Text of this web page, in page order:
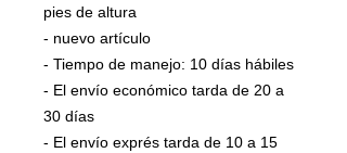
pies de altura
- nuevo artículo
- Tiempo de manejo: 10 días hábiles
- El envío económico tarda de 20 a
30 días
- El envío exprés tarda de 10 a 15